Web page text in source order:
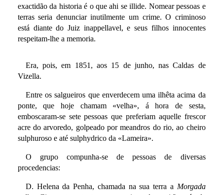
exactidão da historia é o que ahi se illide. Nomear pessoas e
terras seria denunciar inutilmente um crime. O criminoso
está diante do Juiz inappellavel, e seus filhos innocentes
respeitam-lhe a memoria.
Era, pois, em 1851, aos 15 de junho, nas Caldas de
Vizella.
Entre os salgueiros que enverdecem uma ilhêta acima da
ponte, que hoje chamam «velha», á hora de sesta,
emboscaram-se sete pessoas que preferiam aquelle frescor
acre do arvoredo, golpeado por meandros do rio, ao cheiro
sulphuroso e até sulphydrico da «Lameira».
O grupo compunha-se de pessoas de diversas
procedencias:
D. Helena da Penha, chamada na sua terra a Morgada